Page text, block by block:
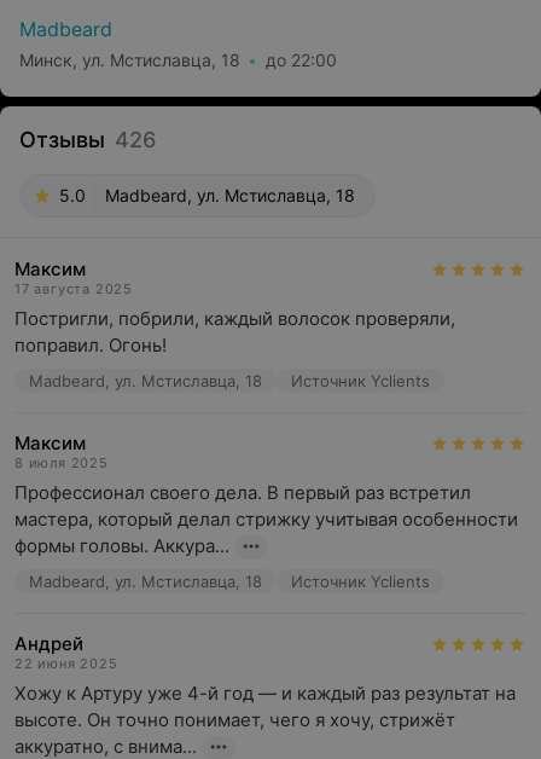
Madbeard
Минск, ул. Мстиславца, 18 до 22:00
Отзывы 426
5.0 Madbeard, ул. Мстиславца, 18
Максим
17 августа 2025
Постригли, побрили, каждый волосок проверяли,
поправил. Огонь!
Madbeard, ул. Мстиславца, 18 Источник Yclients
Максим
8 июля 2025
Профессионал своего дела. В первый раз встретил
мастера, который делал стрижку учитывая особенности
формы головы. Аккура...
Madbeard, ул. Мстиславца, 18 Источник Yclients
Андрей
22 июня 2025
Хожу к Артуру уже 4-й год — и каждый раз результат на
высоте. Он точно понимает, чего я хочу, стрижёт
аккуратно, с внима...